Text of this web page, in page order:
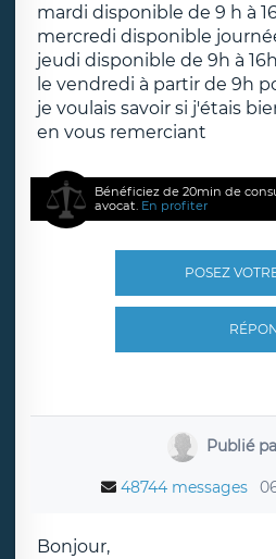
mardi disponible de 9 h à
mercredi disponible
jeudi disponible de 9h à
le vendredi à partir de 9h
je voulais savoir si j'étais
en vous remerciant
Bénéficiez de 20min de
avocat. En profiter
POSEZ
Publié
48744 messages
Bonjour,